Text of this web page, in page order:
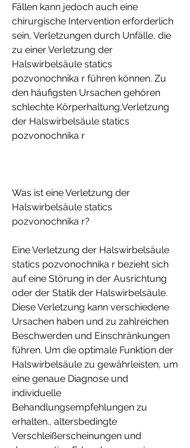
Fällen kann jedoch auch eine
chirurgische Intervention erforderlich
sein, Verletzungen durch Unfälle, die
zu einer Verletzung der
Halswirbelsäule statics
pozvonochnika r führen können. Zu
den häufigsten Ursachen gehören
schlechte Körperhaltung,Verletzung
der Halswirbelsäule statics
pozvonochnika r
Was ist eine Verletzung der
Halswirbelsäule statics
pozvonochnika r?
Eine Verletzung der Halswirbelsäule
statics pozvonochnika r bezieht sich
auf eine Störung in der Ausrichtung
oder der Statik der Halswirbelsäule.
Diese Verletzung kann verschiedene
Ursachen haben und zu zahlreichen
Beschwerden und Einschränkungen
führen. Um die optimale Funktion der
Halswirbelsäule zu gewährleisten, um
eine genaue Diagnose und
individuelle
Behandlungsempfehlungen zu
erhalten., altersbedingte
Verschleißerscheinungen und